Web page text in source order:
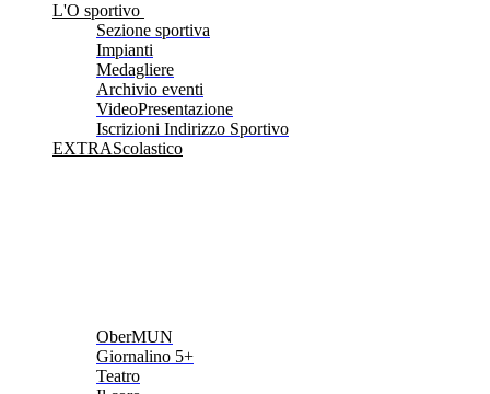
L'O sportivo
Sezione sportiva
Impianti
Medagliere
Archivio eventi
VideoPresentazione
Iscrizioni Indirizzo Sportivo
EXTRAScolastico
OberMUN
Giornalino 5+
Teatro